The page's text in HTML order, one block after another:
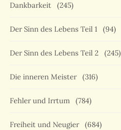
Dankbarkeit (245)
Der Sinn des Lebens Teil 1 (94)
Der Sinn des Lebens Teil 2 (245)
Die inneren Meister (316)
Fehler und Irrtum (784)
Freiheit und Neugier (684)